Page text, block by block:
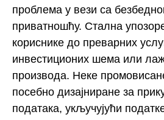
проблема у вези са
приватношћу. Стална
кориснике до преварних
инвестиционих шема или
производа. Неке
посебно дизајниране за
података, укључујући